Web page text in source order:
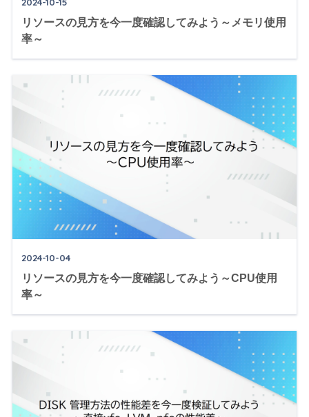
リソースの見方を今一度確認してみよう～メモリ使用
率～
2024-10-04
リソースの見方を今一度確認してみよう～CPU使用
率～